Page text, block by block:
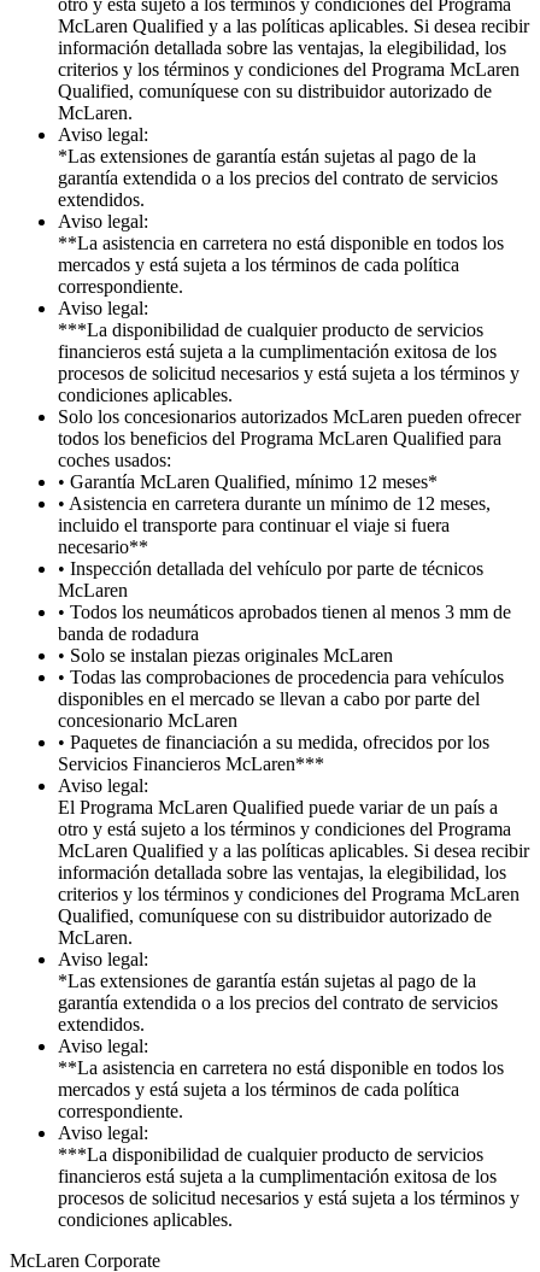
McLaren Qualified y a las políticas aplicables. Si desea recibir
información detallada sobre las ventajas, la elegibilidad, los
criterios y los términos y condiciones del Programa McLaren
Qualified, comuníquese con su distribuidor autorizado de
McLaren.
Aviso legal:
*Las extensiones de garantía están sujetas al pago de la
garantía extendida o a los precios del contrato de servicios
extendidos.
Aviso legal:
**La asistencia en carretera no está disponible en todos los
mercados y está sujeta a los términos de cada política
correspondiente.
Aviso legal:
***La disponibilidad de cualquier producto de servicios
financieros está sujeta a la cumplimentación exitosa de los
procesos de solicitud necesarios y está sujeta a los términos y
condiciones aplicables.
Solo los concesionarios autorizados McLaren pueden ofrecer
todos los beneficios del Programa McLaren Qualified para
coches usados:
• Garantía McLaren Qualified, mínimo 12 meses*
• Asistencia en carretera durante un mínimo de 12 meses,
incluido el transporte para continuar el viaje si fuera
necesario**
• Inspección detallada del vehículo por parte de técnicos
McLaren
• Todos los neumáticos aprobados tienen al menos 3 mm de
banda de rodadura
• Solo se instalan piezas originales McLaren
• Todas las comprobaciones de procedencia para vehículos
disponibles en el mercado se llevan a cabo por parte del
concesionario McLaren
• Paquetes de financiación a su medida, ofrecidos por los
Servicios Financieros McLaren***
Aviso legal:
El Programa McLaren Qualified puede variar de un país a
otro y está sujeto a los términos y condiciones del Programa
McLaren Qualified y a las políticas aplicables. Si desea recibir
información detallada sobre las ventajas, la elegibilidad, los
criterios y los términos y condiciones del Programa McLaren
Qualified, comuníquese con su distribuidor autorizado de
McLaren.
Aviso legal:
*Las extensiones de garantía están sujetas al pago de la
garantía extendida o a los precios del contrato de servicios
extendidos.
Aviso legal:
**La asistencia en carretera no está disponible en todos los
mercados y está sujeta a los términos de cada política
correspondiente.
Aviso legal:
***La disponibilidad de cualquier producto de servicios
financieros está sujeta a la cumplimentación exitosa de los
procesos de solicitud necesarios y está sujeta a los términos y
condiciones aplicables.
McLaren Corporate